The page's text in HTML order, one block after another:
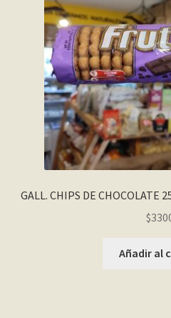
GALL. CHIPS DE CHOCOLATE
$
Añadir al